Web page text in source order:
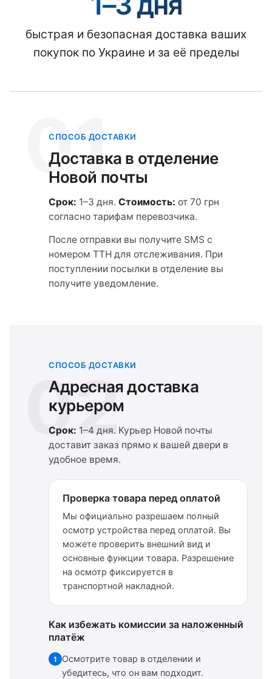
быстрая и безопасная доставка ваших
покупок по Украине и за её пределы
01
СПОСОБ ДОСТАВКИ
Доставка в отделение
Новой почты
Срок: 1–3 дня. Стоимость: от 70 грн
согласно тарифам перевозчика.
После отправки вы получите SMS с
номером ТТН для отслеживания. При
поступлении посылки в отделение вы
получите уведомление.
02
СПОСОБ ДОСТАВКИ
Адресная доставка
курьером
Срок: 1–4 дня. Курьер Новой почты
доставит заказ прямо к вашей двери в
удобное время.
Проверка товара перед оплатой
Мы официально разрешаем полный
осмотр устройства перед оплатой. Вы
можете проверить внешний вид и
основные функции товара. Разрешение
на осмотр фиксируется в
транспортной накладной.
Как избежать комиссии за наложенный
платёж
1
Осмотрите товар в отделении и
убедитесь, что он вам подходит.